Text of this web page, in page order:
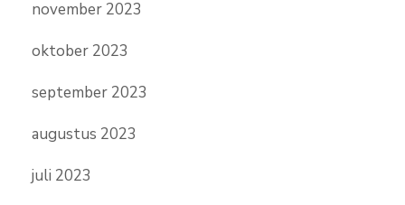
november 2023
oktober 2023
september 2023
augustus 2023
juli 2023